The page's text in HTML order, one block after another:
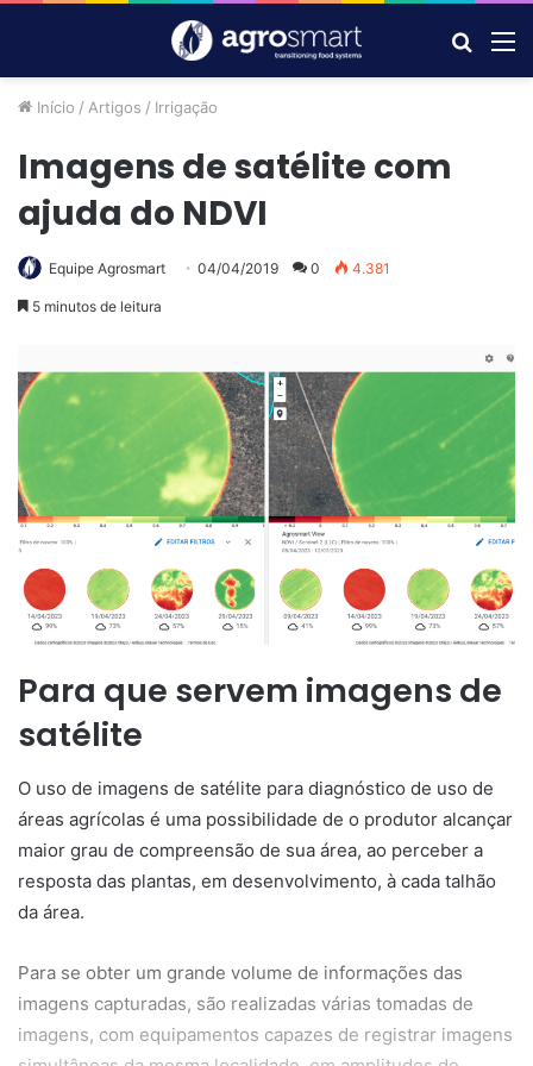
por
Início / Artigos / Irrigação
Imagens de satélite com
ajuda do NDVI
Equipe Agrosmart 04/04/2019 0 4.381
5 minutos de leitura
Para que servem imagens de
satélite
O uso de imagens de satélite para diagnóstico de uso de
áreas agrícolas é uma possibilidade de o produtor alcançar
maior grau de compreensão de sua área, ao perceber a
resposta das plantas, em desenvolvimento, à cada talhão
da área.
Para se obter um grande volume de informações das
imagens capturadas, são realizadas várias tomadas de
imagens, com equipamentos capazes de registrar imagens